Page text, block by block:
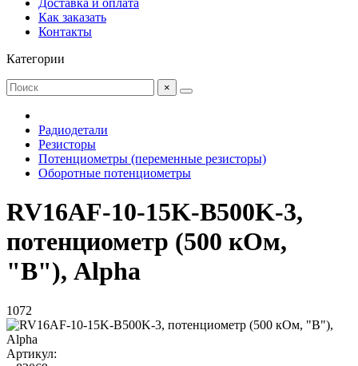
Доставка и оплата
Как заказать
Контакты
Категории
×
Радиодетали
Резисторы
Потенциометры (переменные резисторы)
Оборотные потенциометры
RV16AF-10-15K-B500K-3,
потенциометр (500 кОм,
"B"), Alpha
1072
Артикул: